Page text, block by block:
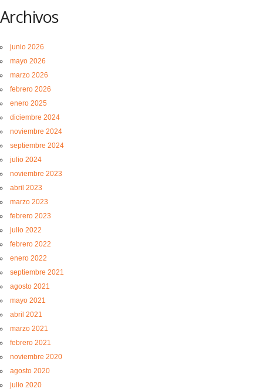
Archivos
junio 2026
mayo 2026
marzo 2026
febrero 2026
enero 2025
diciembre 2024
noviembre 2024
septiembre 2024
julio 2024
noviembre 2023
abril 2023
marzo 2023
febrero 2023
julio 2022
febrero 2022
enero 2022
septiembre 2021
agosto 2021
mayo 2021
abril 2021
marzo 2021
febrero 2021
noviembre 2020
agosto 2020
julio 2020